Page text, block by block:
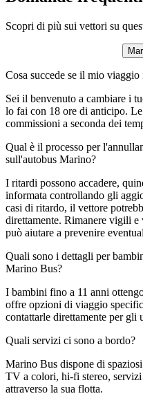
Scopri di più sui vettori su
Cosa succede se il mio
Sei il benvenuto a cambiare i
lo fai con 18 ore di anticipo.
commissioni a seconda dei
Qual è il processo per
sull'autobus Marino?
I ritardi possono accadere,
informata controllando gli
casi di ritardo, il vettore
direttamente. Rimanere vigili
può aiutare a prevenire
Quali sono i dettagli per
Marino Bus?
I bambini fino a 11 anni
offre opzioni di viaggio
contattarle direttamente per gli
Quali servizi ci sono a bordo?
Marino Bus dispone di
TV a colori, hi-fi stereo,
attraverso la sua flotta.